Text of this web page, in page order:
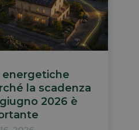
energetiche
la scadenza
2026 è